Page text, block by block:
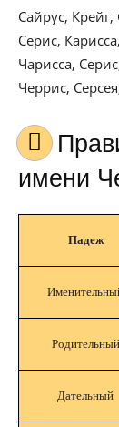
Сайрус,
Серис,
Чарисса,
Черрис,
Правильное склонение
имени
Падеж
Родительный
Дательный